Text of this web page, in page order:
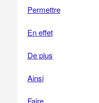
Permettre
En effet
De plus
Ainsi
Faire